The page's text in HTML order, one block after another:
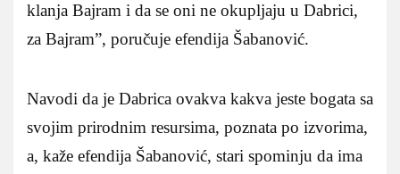
klanja Bajram i da se oni ne okupljaju u Dabrici,
za Bajram”, poručuje efendija Šabanović.
Navodi da je Dabrica ovakva kakva jeste bogata sa
svojim prirodnim resursima, poznata po izvorima,
a, kaže efendija Šabanović, stari spominju da ima